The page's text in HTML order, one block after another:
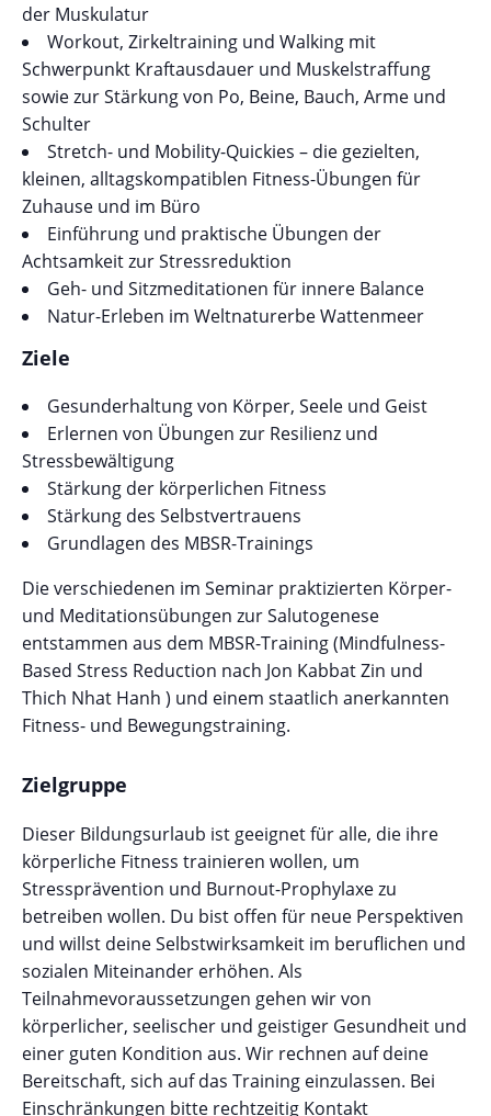
der Muskulatur
Workout, Zirkeltraining und Walking mit
Schwerpunkt Kraftausdauer und Muskelstraffung
sowie zur Stärkung von Po, Beine, Bauch, Arme und
Schulter
Stretch- und Mobility-Quickies – die gezielten,
kleinen, alltagskompatiblen Fitness-Übungen für
Zuhause und im Büro
Einführung und praktische Übungen der
Achtsamkeit zur Stressreduktion
Geh- und Sitzmeditationen für innere Balance
Natur-Erleben im Weltnaturerbe Wattenmeer
Ziele
Gesunderhaltung von Körper, Seele und Geist
Erlernen von Übungen zur Resilienz und
Stressbewältigung
Stärkung der körperlichen Fitness
Stärkung des Selbstvertrauens
Grundlagen des MBSR-Trainings
Die verschiedenen im Seminar praktizierten Körper-
und Meditationsübungen zur Salutogenese
entstammen aus dem MBSR-Training (Mindfulness-
Based Stress Reduction nach Jon Kabbat Zin und
Thich Nhat Hanh ) und einem staatlich anerkannten
Fitness- und Bewegungstraining.
Zielgruppe
Dieser Bildungsurlaub ist geeignet für alle, die ihre
körperliche Fitness trainieren wollen, um
Stressprävention und Burnout-Prophylaxe zu
betreiben wollen. Du bist offen für neue Perspektiven
und willst deine Selbstwirksamkeit im beruflichen und
sozialen Miteinander erhöhen. Als
Teilnahmevoraussetzungen gehen wir von
körperlicher, seelischer und geistiger Gesundheit und
einer guten Kondition aus. Wir rechnen auf deine
Bereitschaft, sich auf das Training einzulassen. Bei
Einschränkungen bitte rechtzeitig Kontakt